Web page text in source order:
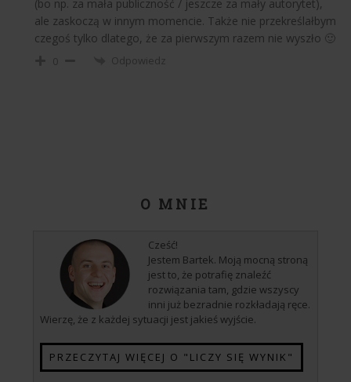
(bo np. za mała publiczność / jeszcze za mały autorytet),
ale zaskoczą w innym momencie. Także nie przekreślałbym
czegoś tylko dlatego, że za pierwszym razem nie wyszło 🙂
0 Odpowiedz
O MNIE
Cześć!
Jestem Bartek. Moją mocną stroną
jest to, że potrafię znaleźć
rozwiązania tam, gdzie wszyscy
inni już bezradnie rozkładają ręce.
Wierzę, że z każdej sytuacji jest jakieś wyjście.
PRZECZYTAJ WIĘCEJ O "LICZY SIĘ WYNIK"